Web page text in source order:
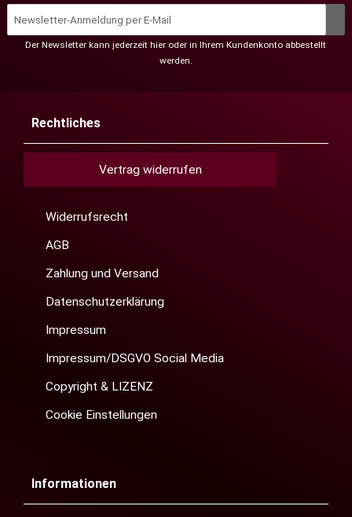
Der Newsletter kann jederzeit hier oder in Ihrem Kundenkonto abbestellt
werden.
Rechtliches
Vertrag widerrufen
Widerrufsrecht
AGB
Zahlung und Versand
Datenschutzerklärung
Impressum
Impressum/DSGVO Social Media
Copyright & LIZENZ
Cookie Einstellungen
Informationen